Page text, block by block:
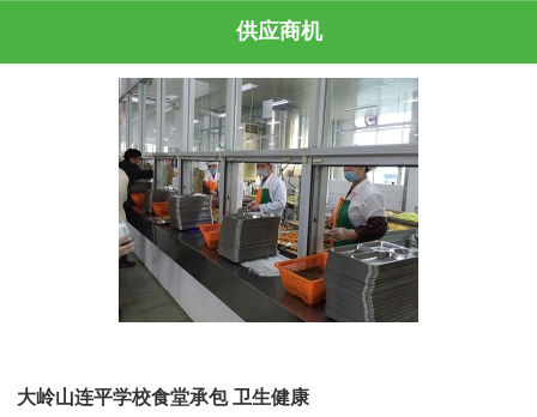
供应商机
大岭山连平学校食堂承包 卫生健康